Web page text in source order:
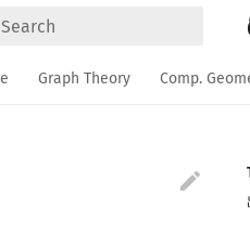
Graph Theory Comp.
